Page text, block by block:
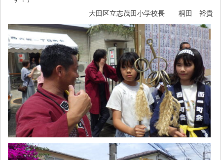
大田区立志茂田小学校長 桐田 裕貴